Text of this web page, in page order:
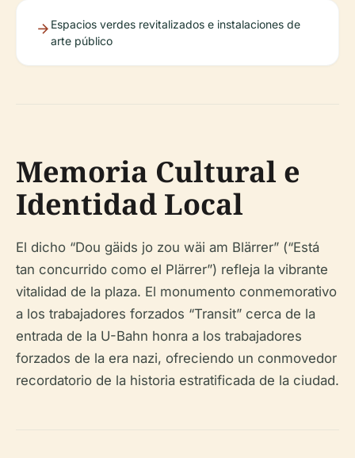
Espacios verdes revitalizados e instalaciones de
arte público
Memoria Cultural e
Identidad Local
El dicho “Dou gäids jo zou wäi am Blärrer” (“Está
tan concurrido como el Plärrer”) refleja la vibrante
vitalidad de la plaza. El monumento conmemorativo
a los trabajadores forzados “Transit” cerca de la
entrada de la U-Bahn honra a los trabajadores
forzados de la era nazi, ofreciendo un conmovedor
recordatorio de la historia estratificada de la ciudad.